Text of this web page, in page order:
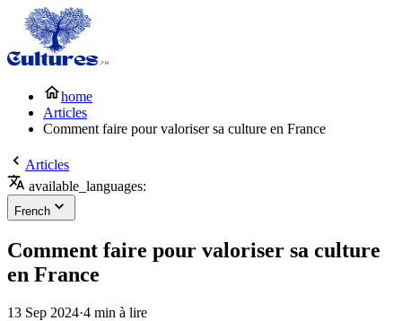
home
Articles
Comment faire pour valoriser sa culture en France
Articles
available_languages:
French
Comment faire pour valoriser sa culture
en France
13 Sep 2024·4 min à lire